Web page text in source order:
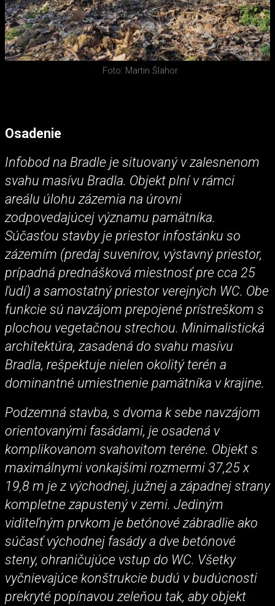
Foto: Martin Šlahor
Osadenie
Infobod na Bradle je situovaný v zalesnenom
svahu masívu Bradla. Objekt plní v rámci
areálu úlohu zázemia na úrovni
zodpovedajúcej významu pamätníka.
Súčasťou stavby je priestor infostánku so
zázemím (predaj suvenírov, výstavný priestor,
prípadná prednášková miestnosť pre cca 25
ľudí) a samostatný priestor verejných WC. Obe
funkcie sú navzájom prepojené prístreškom s
plochou vegetačnou strechou. Minimalistická
architektúra, zasadená do svahu masívu
Bradla, rešpektuje nielen okolitý terén a
dominantné umiestnenie pamätníka v krajine.
Podzemná stavba, s dvoma k sebe navzájom
orientovanými fasádami, je osadená v
komplikovanom svahovitom teréne. Objekt s
maximálnymi vonkajšími rozmermi 37,25 x
19,8 m je z východnej, južnej a západnej strany
kompletne zapustený v zemi. Jediným
viditeľným prvkom je betónové zábradlie ako
súčasť východnej fasády a dve betónové
steny, ohraničujúce vstup do WC. Všetky
vyčnievajúce konštrukcie budú v budúcnosti
prekryté popínavou zeleňou tak, aby objekt